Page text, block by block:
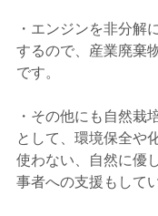
・エンジンを非分解
するので、産業廃棄
です。
・その他にも自然栽
として、環境保全や
使わない、自然に優
事者への支援もして